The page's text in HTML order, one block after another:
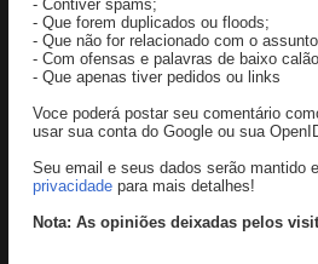
- Contiver spams;
- Que forem duplicados ou floods;
- Que não for relacionado com o
- Com ofensas e palavras de baixo
- Que apenas tiver pedidos ou links
Voce poderá postar seu comentário
usar sua conta do Google ou sua
Seu email e seus dados serão mantido
privacidade para mais detalhes!
Nota: As opiniões deixadas pelos